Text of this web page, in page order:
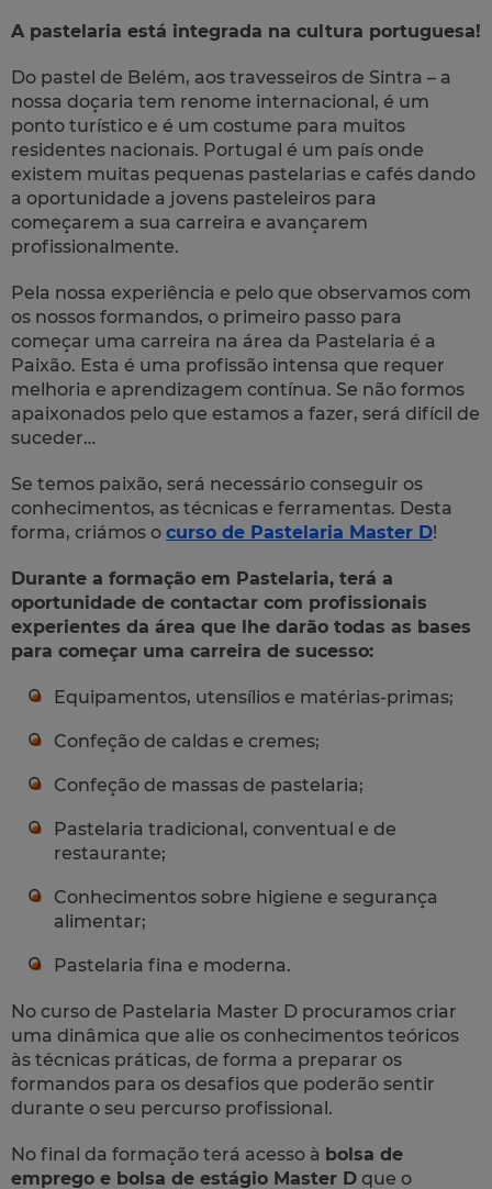
A pastelaria está integrada na cultura portuguesa!
Do pastel de Belém, aos travesseiros de Sintra – a
nossa doçaria tem renome internacional, é um
ponto turístico e é um costume para muitos
residentes nacionais. Portugal é um país onde
existem muitas pequenas pastelarias e cafés dando
a oportunidade a jovens pasteleiros para
começarem a sua carreira e avançarem
profissionalmente.
Pela nossa experiência e pelo que observamos com
os nossos formandos, o primeiro passo para
começar uma carreira na área da Pastelaria é a
Paixão. Esta é uma profissão intensa que requer
melhoria e aprendizagem contínua. Se não formos
apaixonados pelo que estamos a fazer, será difícil de
suceder…
Se temos paixão, será necessário conseguir os
conhecimentos, as técnicas e ferramentas. Desta
forma, criámos o curso de Pastelaria Master D!
Durante a formação em Pastelaria, terá a
oportunidade de contactar com profissionais
experientes da área que lhe darão todas as bases
para começar uma carreira de sucesso:
Equipamentos, utensílios e matérias-primas;
Confeção de caldas e cremes;
Confeção de massas de pastelaria;
Pastelaria tradicional, conventual e de
restaurante;
Conhecimentos sobre higiene e segurança
alimentar;
Pastelaria fina e moderna.
No curso de Pastelaria Master D procuramos criar
uma dinâmica que alie os conhecimentos teóricos
às técnicas práticas, de forma a preparar os
formandos para os desafios que poderão sentir
durante o seu percurso profissional.
No final da formação terá acesso à bolsa de
emprego e bolsa de estágio Master D que o